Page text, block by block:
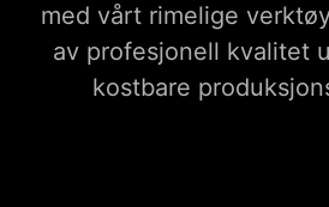
med vårt rimelige
av profesjonell kvalitet
kostbare